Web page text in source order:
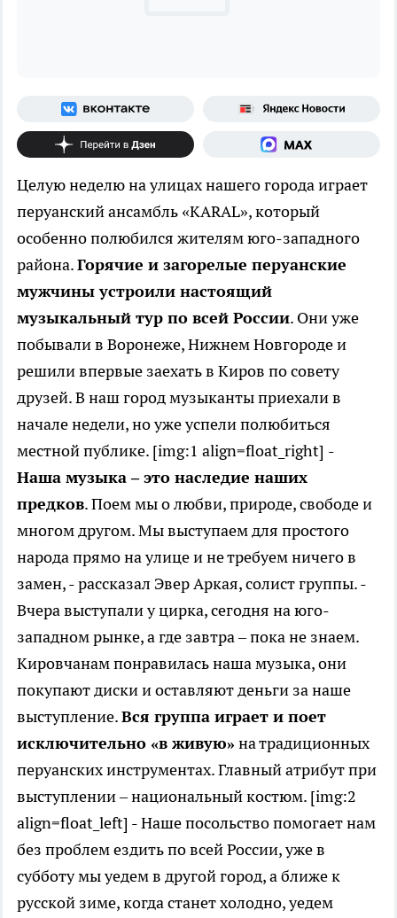
Целую неделю на улицах нашего города играет
перуанский ансамбль «KARAL», который
особенно полюбился жителям юго-западного
района.Горячие и загорелые перуанские
мужчины устроили настоящий
музыкальный тур по всей России. Они уже
побывали в Воронеже, Нижнем Новгороде и
решили впервые заехать в Киров по совету
друзей. В наш город музыканты приехали в
начале недели, но уже успели полюбиться
местной публике. [img:1 align=float_right] -
Наша музыка – это наследие наших
предков. Поем мы о любви, природе, свободе и
многом другом. Мы выступаем для простого
народа прямо на улице и не требуем ничего в
замен, - рассказал Эвер Аркая, солист группы. -
Вчера выступали у цирка, сегодня на юго-
западном рынке, а где завтра – пока не знаем.
Кировчанам понравилась наша музыка, они
покупают диски и оставляют деньги за наше
выступление.Вся группа играет и поет
исключительно «в живую» на традиционных
перуанских инструментах. Главный атрибут при
выступлении – национальный костюм. [img:2
align=float_left] - Наше посольство помогает нам
без проблем ездить по всей России, уже в
субботу мы уедем в другой город, а ближе к
русской зиме, когда станет холодно, уедем